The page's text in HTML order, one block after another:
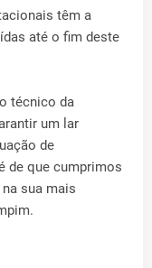
têm a
até o fim deste
técnico da
um lar
de
de que cumprimos
sua mais